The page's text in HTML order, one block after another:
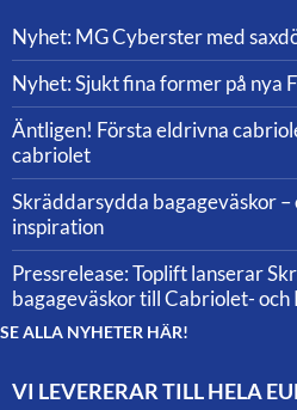
Nyhet: MG Cyberster med
Nyhet: Sjukt fina former på nya
Äntligen! Första eldrivna
cabriolet
Skräddarsydda bagageväskor –
inspiration
Pressrelease: Toplift lanserar
bagageväskor till Cabriolet-
SE ALLA NYHETER HÄR!
VI LEVERERAR TILL HELA